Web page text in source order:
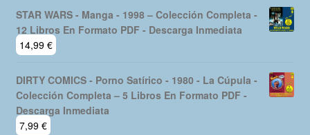
STAR WARS - Manga - 1998 – Colección Completa -
12 Libros En Formato PDF - Descarga Inmediata
14,99 €
DIRTY COMICS - Porno Satírico - 1980 - La Cúpula -
Colección Completa – 5 Libros En Formato PDF -
Descarga Inmediata
7,99 €